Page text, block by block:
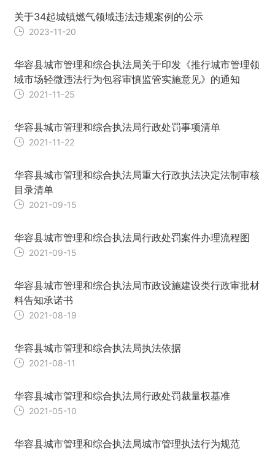
关于34起城镇燃气领域违法违规案例的公示
2023-11-20
华容县城市管理和综合执法局关于印发《推行城市管理领
域市场轻微违法行为包容审慎监管实施意见》的通知
2021-11-25
华容县城市管理和综合执法局行政处罚事项清单
2021-11-22
华容县城市管理和综合执法局重大行政执法决定法制审核
目录清单
2021-09-15
华容县城市管理和综合执法局行政处罚案件办理流程图
2021-09-15
华容县城市管理和综合执法局市政设施建设类行政审批材
料告知承诺书
2021-08-19
华容县城市管理和综合执法局执法依据
2021-08-11
华容县城市管理和综合执法局行政处罚裁量权基准
2021-05-10
华容县城市管理和综合执法局城市管理执法行为规范